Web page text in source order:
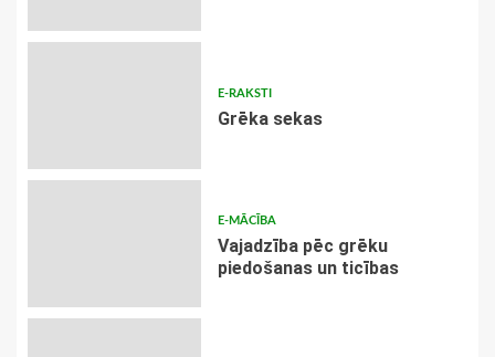
E-RAKSTI
Grēka sekas
E-MĀCĪBA
Vajadzība pēc grēku
piedošanas un ticības